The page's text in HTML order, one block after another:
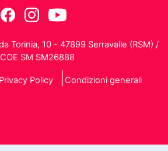
Torinia, 10 - 47899 Serravalle (RSM) /
COE SM SM26888
Privacy Policy Condizioni generali